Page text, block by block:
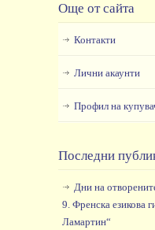
Още от сайта
Контакти
Лични акаунти
Профил на
Последни
Дни на
9. Френска езикова
Ламартин“